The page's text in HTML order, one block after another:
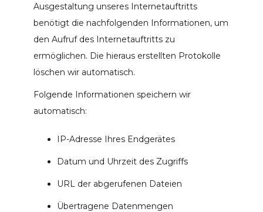
Ausgestaltung unseres Internetauftritts
benötigt die nachfolgenden Informationen, um
den Aufruf des Internetauftritts zu
ermöglichen. Die hieraus erstellten Protokolle
löschen wir automatisch.
Folgende Informationen speichern wir
automatisch:
IP-Adresse Ihres Endgerätes
Datum und Uhrzeit des Zugriffs
URL der abgerufenen Dateien
Übertragene Datenmengen